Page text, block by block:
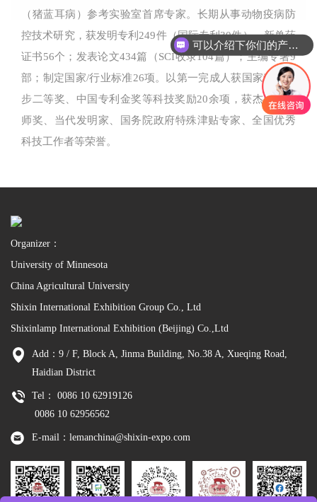
（猪蓝耳病）参考实验室首席专家。长期从事动物疫病防
控技术研究，获发明专利249件（国际专利30件），新兽药
证书56个；发表论文434篇（SCI收录104篇）；主编专著9
部；制定国家/行业标准26项。以第一完成人获国家科技进
步二等奖、中国专利金奖等科技奖励20余项，获杰出工程
师奖、当代发明家、国务院政府特殊津贴专家、全国优秀
科技工作者等荣誉。
Organizer：
University of Minnesota
China Agricultural University
Shixin International Exhibition Group Co., Ltd
Shixinlamp International Exhibition (Beijing) Co.,Ltd
Add：9 / F, Block A, Jinma Building, No.38 A, Xueqing Road,
Haidian District
Tel： 0086 10 62919126
0086 10 62956562
E-mail：lemanchina@shixin-expo.com
可以介绍下你们的产品么